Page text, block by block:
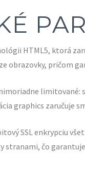
HTML5, ktorá
obrazovky, pričom
limitované:
graphics zaručuje
SSL enkrypciu
čo